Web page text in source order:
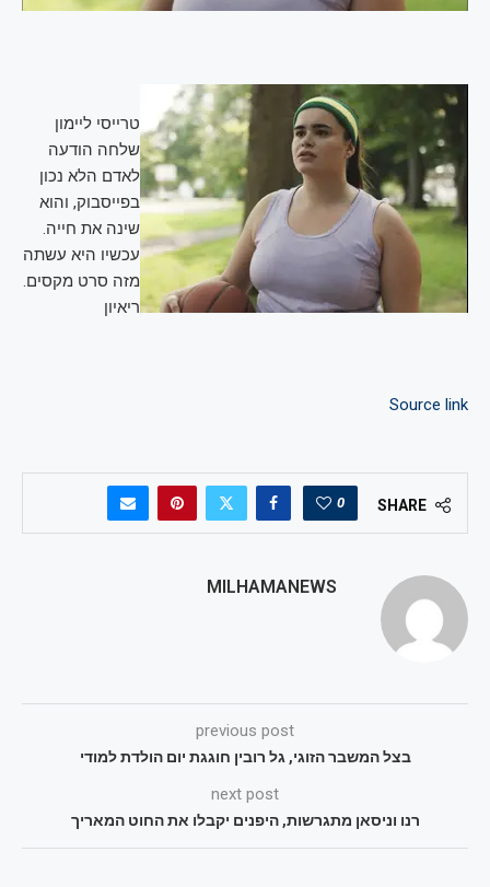
טרייסי ליימון
שלחה הודעה
לאדם הלא נכון
בפייסבוק, והוא
שינה את חייה.
עכשיו היא עשתה
מזה סרט מקסים.
ריאיון
Source link
SHARE
0
MILHAMANEWS
previous post
בצל המשבר הזוגי, גל רובין חוגגת יום הולדת למודי
next post
רנו וניסאן מתגרשות, היפנים יקבלו את החוט המאריך